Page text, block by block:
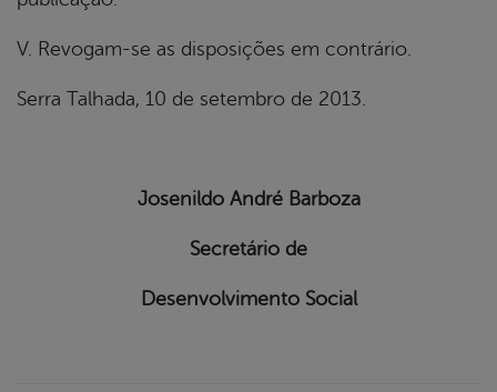
V. Revogam-se as disposições em contrário.
Serra Talhada, 10 de setembro de 2013.
Josenildo André Barboza
Secretário de
Desenvolvimento Social